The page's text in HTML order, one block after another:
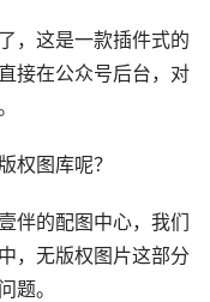
了，这是一款插件式的
接在公众号后台，对
权图库呢？
伴的配图中心，我们
，无版权图片这部分
题。